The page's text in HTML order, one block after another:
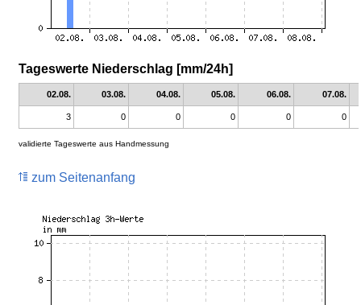
Tageswerte Niederschlag [mm/24h]
02.08. 03.08. 04.08. 05.08. 06.08. 07.08.
3 0 0 0 0 0
validierte Tageswerte aus Handmessung
zum Seitenanfang